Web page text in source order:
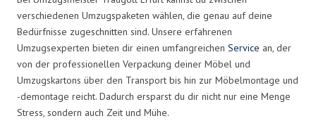
verschiedenen Umzugspaketen wählen, die genau auf deine
Bedürfnisse zugeschnitten sind. Unsere erfahrenen
Umzugsexperten bieten dir einen umfangreichen Service an, der
von der professionellen Verpackung deiner Möbel und
Umzugskartons über den Transport bis hin zur Möbelmontage und
-demontage reicht. Dadurch ersparst du dir nicht nur eine Menge
Stress, sondern auch Zeit und Mühe.